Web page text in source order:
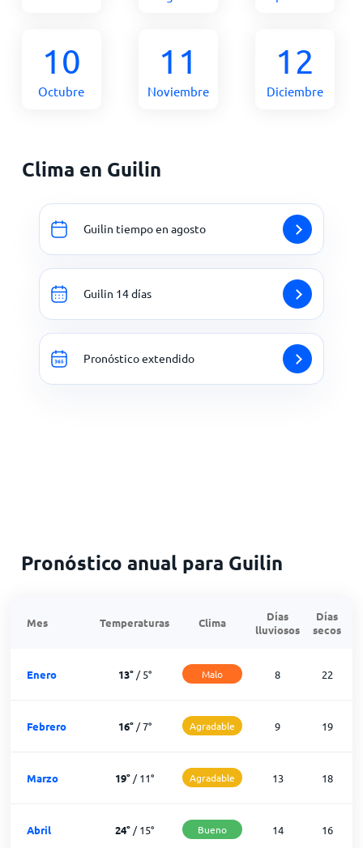
10
Octubre
11
Noviembre
12
Diciembre
Clima en Guilin
Guilin tiempo en agosto
Guilin 14 días
Pronóstico extendido
Pronóstico anual para Guilin
Mes Temperaturas Clima
Días
lluviosos
Días
secos
Enero 13°/5° Malo 8 22
Febrero 16°/7° Agradable 9 19
Marzo 19° /11° Agradable 13 18
Abril 24° /15° Bueno 14 16